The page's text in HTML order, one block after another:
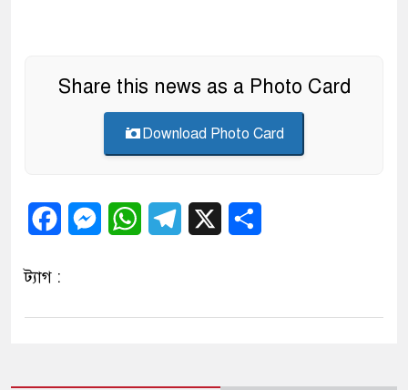
Share this news as a Photo Card
Download Photo Card
FacebookMessengerWhatsAppTelegram
ট্যাগ :